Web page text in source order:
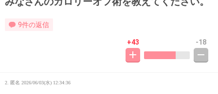
9件の返信
+43 -18
2. 匿名 2026/06/03(水) 12:34:36